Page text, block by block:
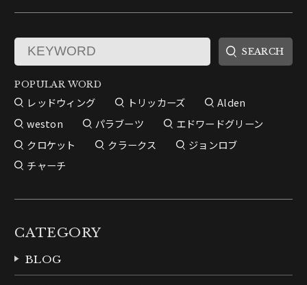
POPULAR WORD
レッドウィング トリッカーズ
Alden
weston
パラブーツ
エドワードグリーン
クロケット
クラークス
ジョンロブ
チャーチ
CATEGORY
BLOG